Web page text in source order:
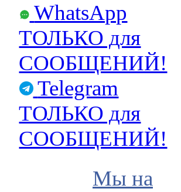
WhatsApp
ТОЛЬКО для
СООБЩЕНИЙ!
Telegram
ТОЛЬКО для
СООБЩЕНИЙ!
Мы на